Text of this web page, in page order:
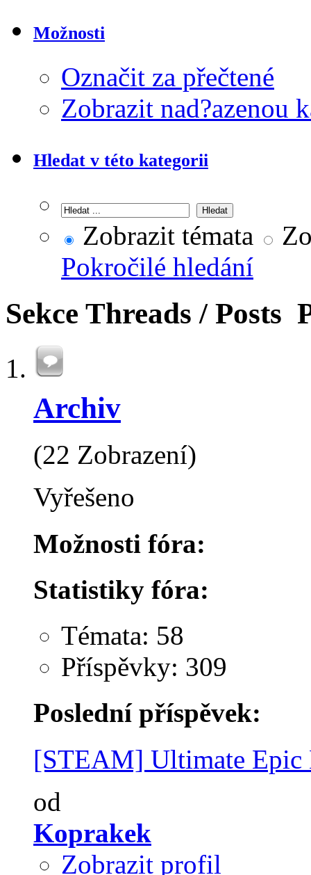
Možnosti
Označit za přečtené
Zobrazit nad?azenou
Hledat v této kategorii
Zobrazit témata
Pokročilé hledání
Sekce Threads / Posts
Archiv
(22 Zobrazení)
Vyřešeno
Možnosti fóra:
Statistiky fóra:
Témata: 58
Příspěvky: 309
Poslední příspěvek:
[STEAM] Ultimate Epic
od
Koprakek
Zobrazit profil